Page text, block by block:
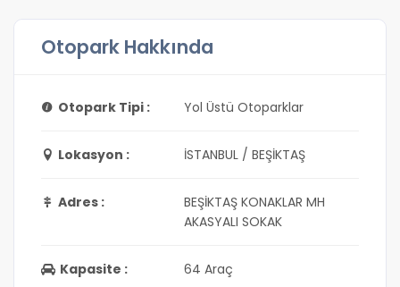
Otopark Hakkında
Otopark Tipi : Yol Üstü Otoparklar
Lokasyon : İSTANBUL / BEŞİKTAŞ
Adres :
BEŞİKTAŞ KONAKLAR MH
AKASYALI SOKAK
Kapasite : 64 Araç